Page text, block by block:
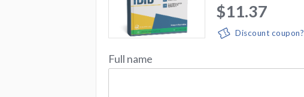
$11.37
Discount coupon?
Full name